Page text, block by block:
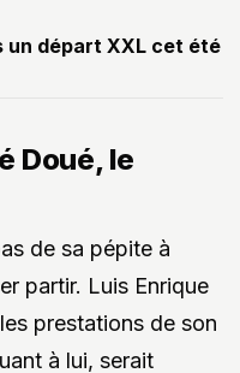
un départ XXL cet été
Doué, le
de sa pépite à
partir. Luis Enrique
prestations de son
à lui, serait